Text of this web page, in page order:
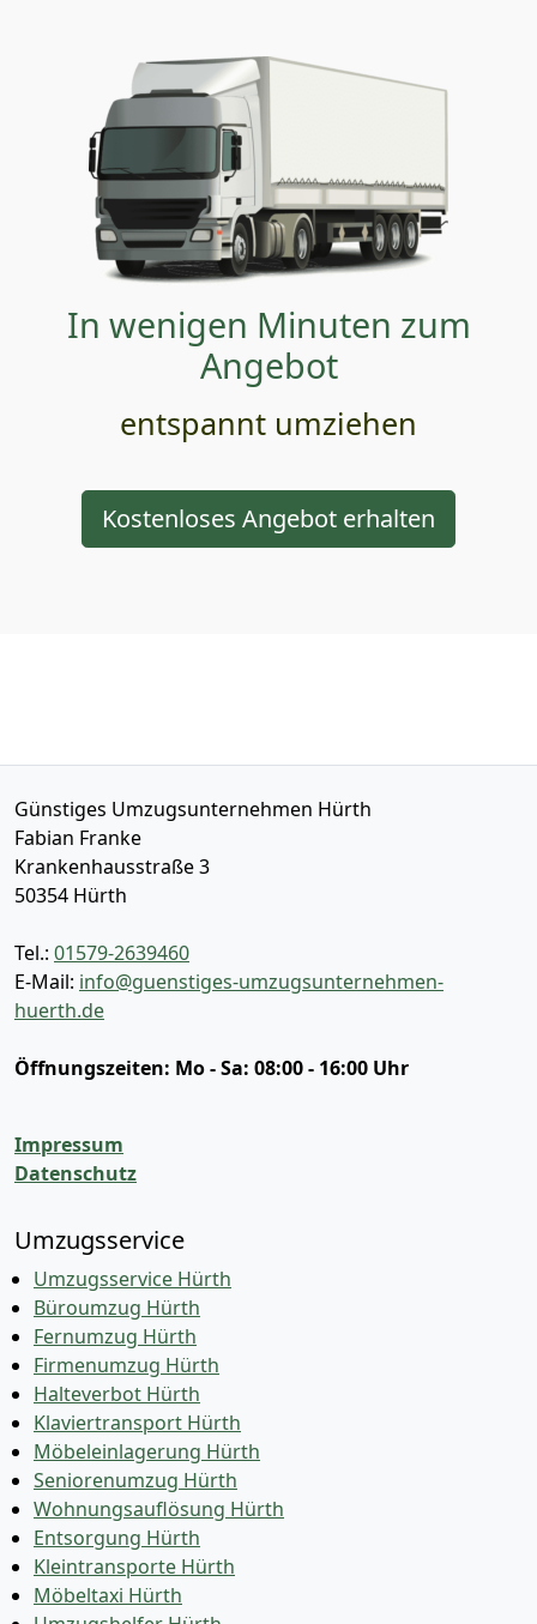
In wenigen Minuten zum
Angebot
entspannt umziehen
Kostenloses Angebot erhalten
Günstiges Umzugsunternehmen Hürth
Fabian Franke
Krankenhausstraße 3
50354 Hürth
Tel.: 01579-2639460
E-Mail: info@guenstiges-umzugsunternehmen-
huerth.de
Öffnungszeiten: Mo - Sa: 08:00 - 16:00 Uhr
Impressum
Datenschutz
Umzugsservice
Umzugsservice Hürth
Büroumzug Hürth
Fernumzug Hürth
Firmenumzug Hürth
Halteverbot Hürth
Klaviertransport Hürth
Möbeleinlagerung Hürth
Seniorenumzug Hürth
Wohnungsauflösung Hürth
Entsorgung Hürth
Kleintransporte Hürth
Möbeltaxi Hürth